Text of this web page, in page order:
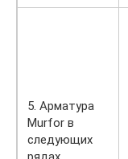
5. Арматура
Murfor в
следующих